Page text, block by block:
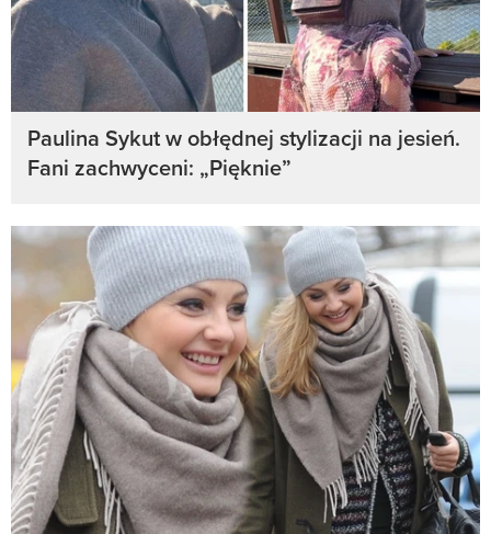
Paulina Sykut w obłędnej stylizacji na jesień.
Fani zachwyceni: „Pięknie”